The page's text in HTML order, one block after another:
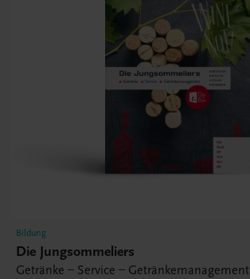
Bildung
Die Jungsommeliers
Getränke – Service – Getränkemanagement